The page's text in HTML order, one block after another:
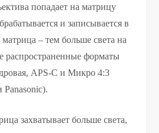
попадает на матрицу
и записывается в
– тем больше света на
распространенные форматы
APS-C и Микро 4:3
Panasonic).
захватывает больше света,